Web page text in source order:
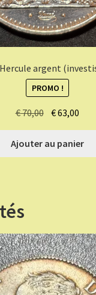
argent
PROMO !
€70,00 Le
prix
initial
était :
€63,00
prix
est :
Ajouter au panier